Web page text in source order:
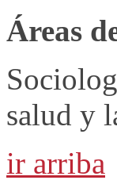
Áreas
salud y
ir arriba